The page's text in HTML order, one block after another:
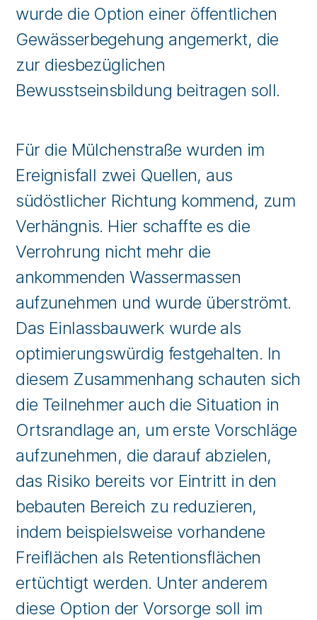
wurde die Option einer öffentlichen
Gewässerbegehung angemerkt, die
zur diesbezüglichen
Bewusstseinsbildung beitragen soll.
Für die Mülchenstraße wurden im
Ereignisfall zwei Quellen, aus
südöstlicher Richtung kommend, zum
Verhängnis. Hier schaffte es die
Verrohrung nicht mehr die
ankommenden Wassermassen
aufzunehmen und wurde überströmt.
Das Einlassbauwerk wurde als
optimierungswürdig festgehalten. In
diesem Zusammenhang schauten sich
die Teilnehmer auch die Situation in
Ortsrandlage an, um erste Vorschläge
aufzunehmen, die darauf abzielen,
das Risiko bereits vor Eintritt in den
bebauten Bereich zu reduzieren,
indem beispielsweise vorhandene
Freiflächen als Retentionsflächen
ertüchtigt werden. Unter anderem
diese Option der Vorsorge soll im